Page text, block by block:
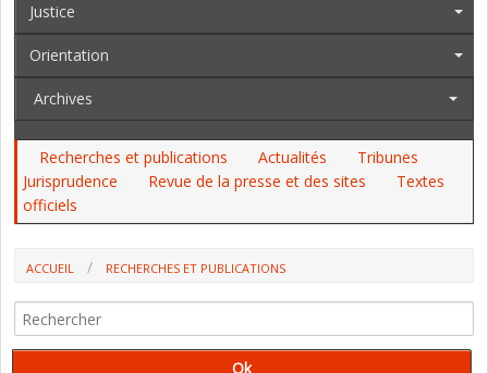
Justice
Orientation
Archives
Recherches et publications Actualités
Tribunes
Jurisprudence
Revue de la presse et des sites
Textes
officiels
ACCUEIL RECHERCHES ET PUBLICATIONS